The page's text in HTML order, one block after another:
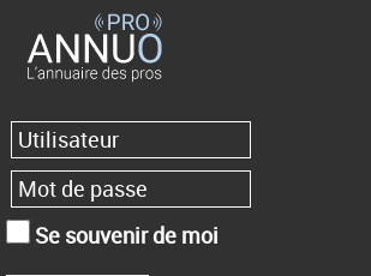
Se souvenir de moi